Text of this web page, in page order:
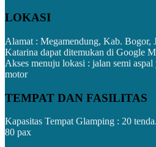
LOKASI
Alamat : Megamendung, Kab. Bogor,
Katarina dapat ditemukan di Google
Akses menuju lokasi : jalan semi
motor
TEMPAT DAN FASILITAS
Kapasitas Tempat Glamping : 20
80 pax